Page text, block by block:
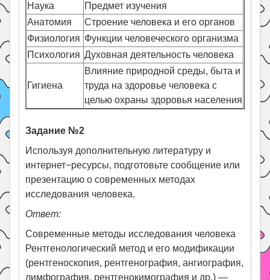
Наука
Предмет изучения
Анатомия
Строение человека и его органов
Физиология Функции человеческого организма
Психология Духовная деятельность человека
Гигиена
Влияние природной среды, быта и
труда на здоровье человека с
целью охраны здоровья населения
Задание №2
Используя дополнительную литературу и
интернет−ресурсы, подготовьте сообщение или
презентацию о современных методах
исследования человека.
Ответ:
Современные методы исследования человека
Рентгенологический метод и его модификации
(рентгеноскопия, рентгенография, ангиография,
лимфография, рентгенокимография и др.) —